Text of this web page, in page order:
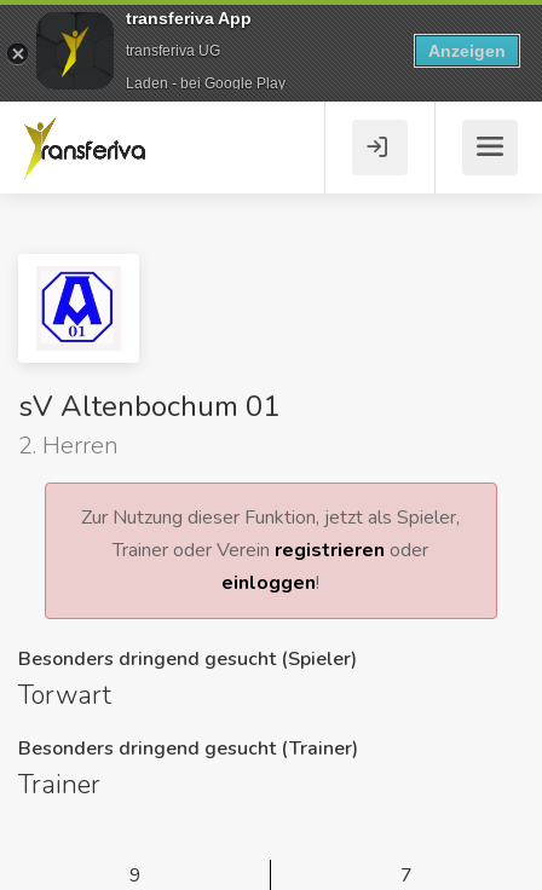
sV Altenbochum 01
2. Herren
Zur Nutzung dieser Funktion, jetzt als Spieler,
Trainer oder Verein registrieren oder
einloggen!
Besonders dringend gesucht (Spieler)
Torwart
Besonders dringend gesucht (Trainer)
Trainer
9
7
transferiva App
transferiva UG
Laden - bei Google Play
Anzeigen